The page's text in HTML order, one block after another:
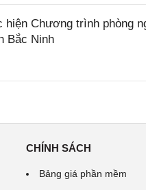
hiện Chương trình phòng
Bắc Ninh
CHÍNH SÁCH
Bảng giá phần mềm